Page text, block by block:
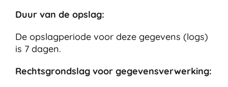
Duur van de opslag:
De opslagperiode voor deze gegevens (logs)
is 7 dagen.
Rechtsgrondslag voor gegevensverwerking: